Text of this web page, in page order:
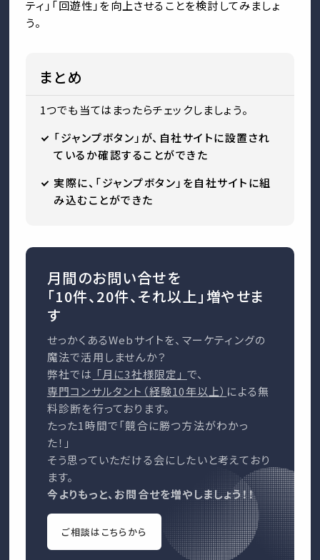
ティ」「回遊性」を向上させることを検討してみましょ
う。
まとめ
1つでも当てはまったらチェックしましょう。
「ジャンプボタン」が、自社サイトに設置され
ているか確認することができた
実際に、「ジャンプボタン」を自社サイトに組
み込むことができた
月間のお問い合せを
「10件、20件、それ以上」増やせま
す
せっかくあるWebサイトを、マーケティングの
魔法で活用しませんか？
弊社では 「月に3社様限定」 で、
専門コンサルタント（経験10年以上） による無
料診断を行っております。
たった1時間で「競合に勝つ方法がわかっ
た！」
そう思っていただける会にしたいと考えており
ます。
今よりもっと、お問合せを増やしましょう！！
ご相談はこちらから